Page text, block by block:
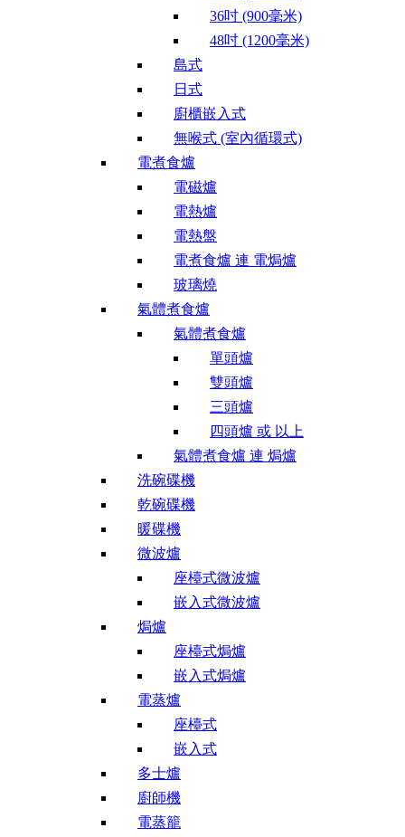
36吋 (900毫米)
48吋 (1200毫米)
島式
日式
廚櫃嵌入式
無喉式 (室內循環式)
電煮食爐
電磁爐
電熱爐
電熱盤
電煮食爐 連 電焗爐
玻璃燒
氣體煮食爐
氣體煮食爐
單頭爐
雙頭爐
三頭爐
四頭爐 或 以上
氣體煮食爐 連 焗爐
洗碗碟機
乾碗碟機
暖碟機
微波爐
座檯式微波爐
嵌入式微波爐
焗爐
座檯式焗爐
嵌入式焗爐
電蒸爐
座檯式
嵌入式
多士爐
廚師機
電蒸籠